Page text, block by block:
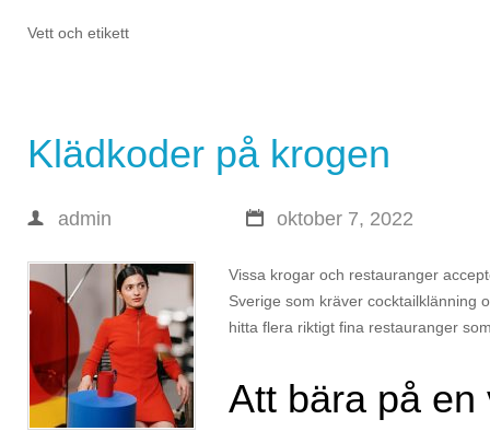
Vett och etikett
Klädkoder på krogen
admin oktober 7, 2022
Vissa krogar och restauranger
Sverige som kräver cocktailklänning
hitta flera riktigt fina restauranger
Att bära på en